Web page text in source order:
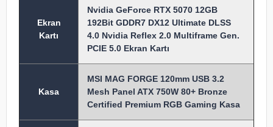
Ekran
Kartı
Nvidia GeForce RTX 5070 12GB
192Bit GDDR7 DX12 Ultimate DLSS
4.0 Nvidia Reflex 2.0 Multiframe Gen.
PCIE 5.0 Ekran Kartı
Kasa
MSI MAG FORGE 120mm USB 3.2
Mesh Panel ATX 750W 80+ Bronze
Certified Premium RGB Gaming Kasa